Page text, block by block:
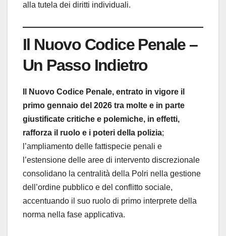
alla tutela dei diritti individuali.
Il Nuovo Codice Penale –
Un Passo Indietro
Il Nuovo Codice Penale, entrato in vigore il
primo gennaio del 2026 tra molte e in parte
giustificate critiche e polemiche, in effetti,
rafforza il ruolo e i poteri della polizia;
l’ampliamento delle fattispecie penali e
l’estensione delle aree di intervento discrezionale
consolidano la centralità della Polri nella gestione
dell’ordine pubblico e del conflitto sociale,
accentuando il suo ruolo di primo interprete della
norma nella fase applicativa.